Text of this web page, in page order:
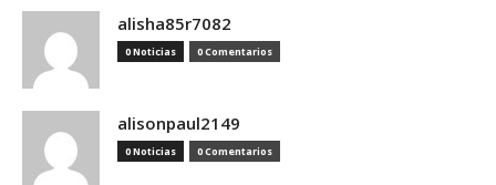
alisha85r7082
0 Noticias 0 Comentarios
alisonpaul2149
0 Noticias 0 Comentarios